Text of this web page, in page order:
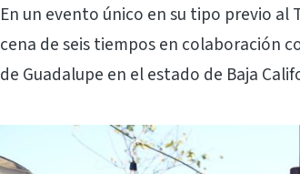
En un evento único en su tipo previo
cena de seis tiempos en colaboración
de Guadalupe en el estado de Baja